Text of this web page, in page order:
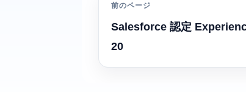
前のページ
Salesforce 認定
20